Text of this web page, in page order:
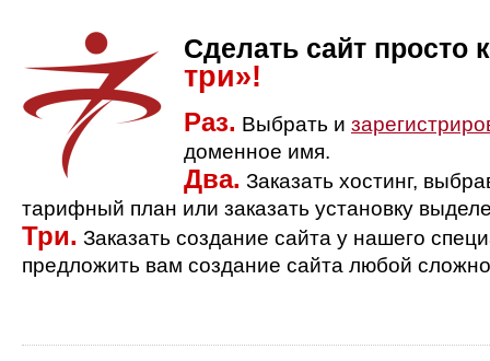
Сделать сайт просто
три»!
Раз. Выбрать и
доменное имя.
Два. Заказать хостинг,
тарифный план или заказать установку
Три. Заказать создание сайта у нашего
предложить вам создание сайта любой